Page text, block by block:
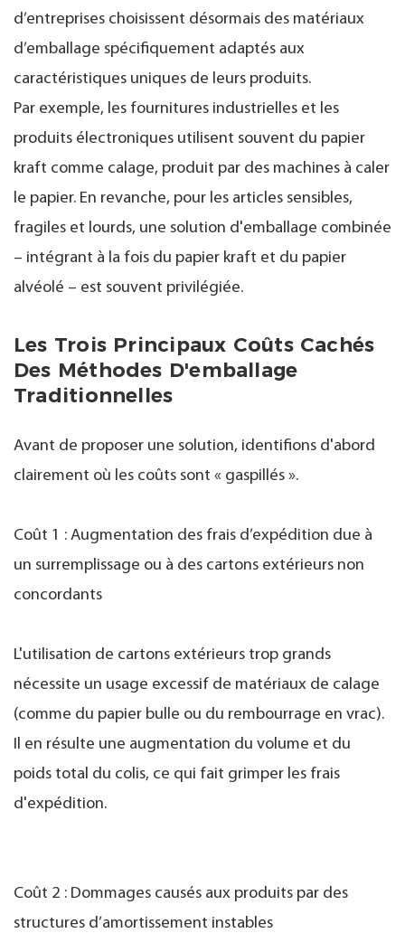
d’entreprises choisissent désormais des matériaux
d’emballage spécifiquement adaptés aux
caractéristiques uniques de leurs produits.
Par exemple, les fournitures industrielles et les
produits électroniques utilisent souvent du papier
kraft comme calage, produit par des machines à caler
le papier. En revanche, pour les articles sensibles,
fragiles et lourds, une solution d'emballage combinée
– intégrant à la fois du papier kraft et du papier
alvéolé – est souvent privilégiée.
Les Trois Principaux Coûts Cachés
Des Méthodes D'emballage
Traditionnelles
Avant de proposer une solution, identifions d'abord
clairement où les coûts sont « gaspillés ».
Coût 1 : Augmentation des frais d’expédition due à
un surremplissage ou à des cartons extérieurs non
concordants
L'utilisation de cartons extérieurs trop grands
nécessite un usage excessif de matériaux de calage
(comme du papier bulle ou du rembourrage en vrac).
Il en résulte une augmentation du volume et du
poids total du colis, ce qui fait grimper les frais
d'expédition.
Coût 2 : Dommages causés aux produits par des
structures d’amortissement instables